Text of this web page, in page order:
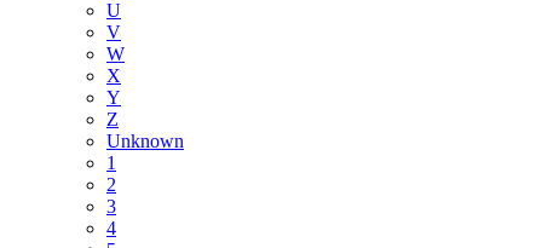
U
V
W
X
Y
Z
Unknown
1
2
3
4